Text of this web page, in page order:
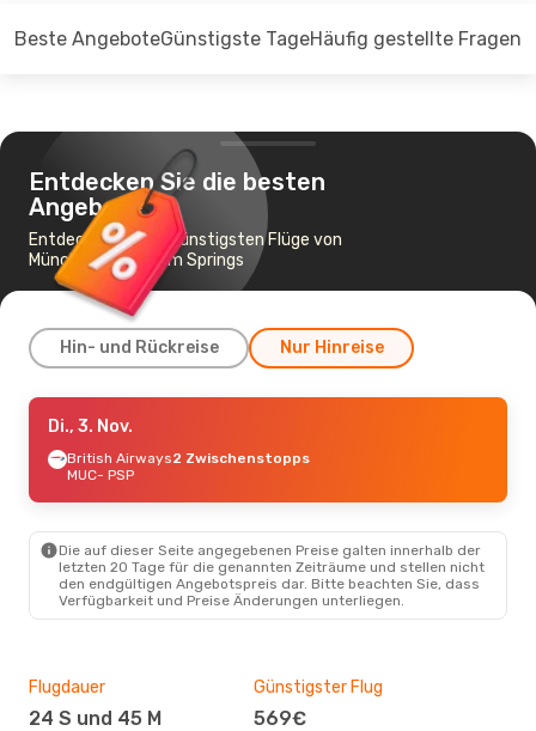
Beste AngeboteGünstigste TageHäufig gestellte Fragen
Entdecken Sie die besten
Angebote
Entdecken Sie die günstigsten Flüge von
München nach Palm Springs
Hin- und Rückreise Nur Hinreise
Sa., 3. Okt.
Condor2 Zwischenstopps
MUC- PSP
PSP- MUC
So., 20. Sept.- So., 27. Sept.
Lufthansa2 Zwischenstopps
- PSP
Di., 3. Nov.
British Airways2 Zwischenstopps
MUC- PSP
Die auf dieser Seite angegebenen Preise galten innerhalb der
letzten 20 Tage für die genannten Zeiträume und stellen nicht
den endgültigen Angebotspreis dar. Bitte beachten Sie, dass
Verfügbarkeit und Preise Änderungen unterliegen.
Flugdauer
24 S und 45 M
Günstigster Flug
569€